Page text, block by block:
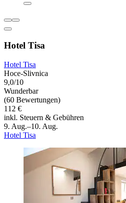
Hotel Tisa
Hotel Tisa
Hoce-Slivnica
9,0/10
Wunderbar
(60 Bewertungen)
112 €
inkl. Steuern & Gebühren
9. Aug.–10. Aug.
Hotel Tisa